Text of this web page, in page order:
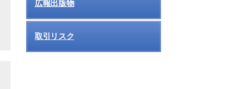
広報出版物
取引リスク